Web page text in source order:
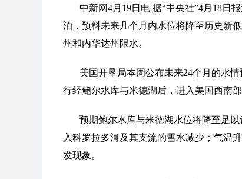
中新网4月19日电 据“中央社”4月18日
泊，预料未来几个月内水位将降至历史新
州和内华达州限水。
美国开垦局本周公布未来24个月的水
行经鲍尔水库与米德湖后，进入美国西南
预期鲍尔水库与米德湖水位将降至足
入科罗拉多河及其支流的雪水减少；气温
发现象。